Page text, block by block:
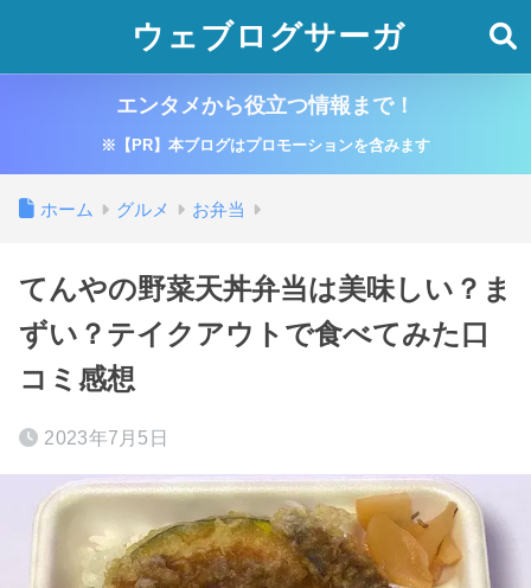
ウェブログサーガ
エンタメから役立つ情報まで！
※【PR】本ブログはプロモーションを含みます
ホーム グルメ お弁当
てんやの野菜天丼弁当は美味しい？ま
ずい？テイクアウトで食べてみた口
コミ感想
2023年7月5日